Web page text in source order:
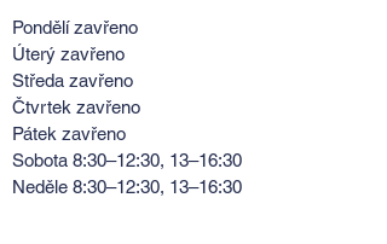
Pondělí zavřeno
Úterý zavřeno
Středa zavřeno
Čtvrtek zavřeno
Pátek zavřeno
Sobota 8:30–12:30, 13–16:30
Neděle 8:30–12:30, 13–16:30